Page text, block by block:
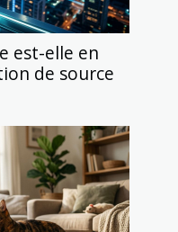
est-elle en
de source